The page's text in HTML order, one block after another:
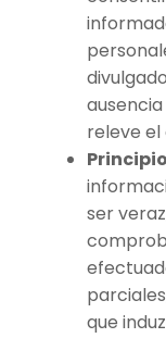
releve
ser
que